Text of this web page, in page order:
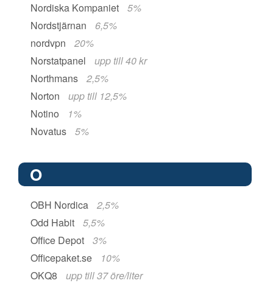
Nordiska Kompaniet
5%
Nordstjärnan
6,5%
nordvpn
20%
Norstatpanel
upp till 40 kr
Northmans
2,5%
Norton
upp till 12,5%
Notino
1%
Novatus
5%
O
OBH Nordica
2,5%
Odd Habit
5,5%
Office Depot
3%
Officepaket.se
10%
OKQ8
upp till 37 öre/liter